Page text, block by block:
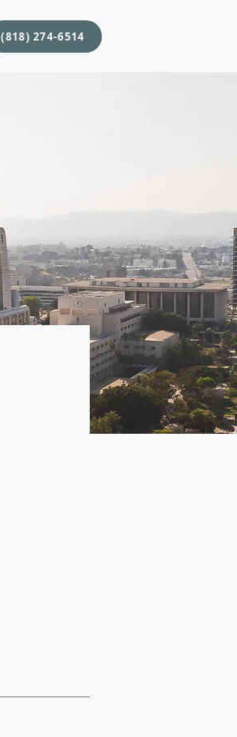
(818) 274-6514